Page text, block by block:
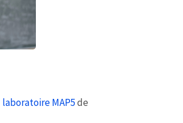
laboratoire MAP5de